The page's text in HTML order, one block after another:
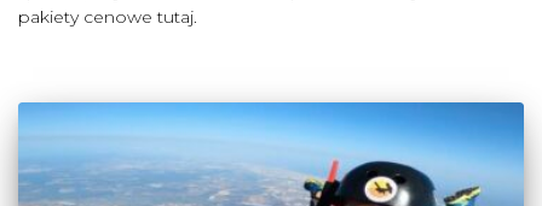
pakiety cenowe tutaj.